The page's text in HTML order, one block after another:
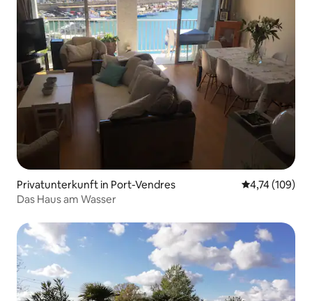
Privatunterkunft in Port-Vendres
4,74 (109)
Das Haus am Wasser